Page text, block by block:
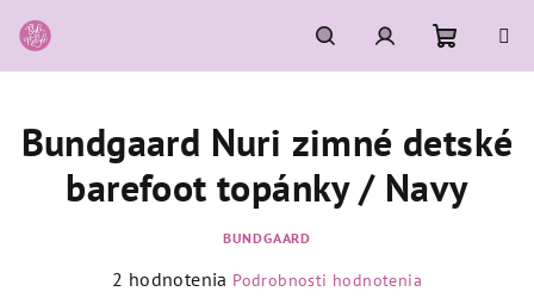
na
obsah
HľadaťPrihlásenie
košík
Bundgaard Nuri zimné detské
barefoot topánky / Navy
BUNDGAARD
Priemerné
2 hodnotenia Podrobnosti hodnotenia